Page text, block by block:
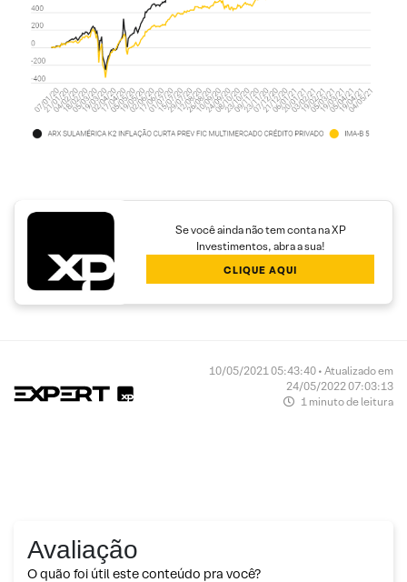
Se você ainda não tem conta na XP
Investimentos, abra a sua!
CLIQUE AQUI
10/05/2021 05:43:40 • Atualizado em
24/05/2022 07:03:13
1 minuto de leitura
Avaliação
O quão foi útil este conteúdo pra você?